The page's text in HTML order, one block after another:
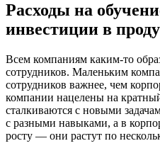
Расходы на
инвестиции в
Всем компаниям каким-то
сотрудников. Маленьким
сотрудников важнее, чем
компании нацелены на
сталкиваются с новыми
с разными навыками, а в
росту — они растут по